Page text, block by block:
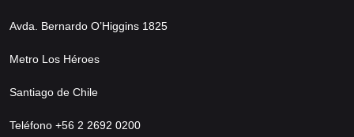
Avda. Bernardo O’Higgins 1825
Metro Los Héroes
Santiago de Chile
Teléfono +56 2 2692 0200